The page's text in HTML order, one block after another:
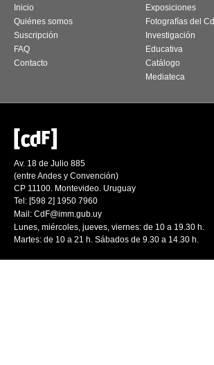
Inicio
Quiénes somos
Suscripción
FAQ
Contacto
Exposiciones
Fotografías del
Investigación
Educativa
Catálogo
Mediateca
Av. 18 de Julio 885
(entre Andes y Convención)
CP 11100. Montevideo. Uruguay
Tel: [598 2] 1950 7960
Mail: CdF@imm.gub.uy
Lunes, miércoles, jueves, viernes: de 10 a 19.30 h.
Martes: de 10 a 21 h. Sábados de 9.30 a 14.30 h.